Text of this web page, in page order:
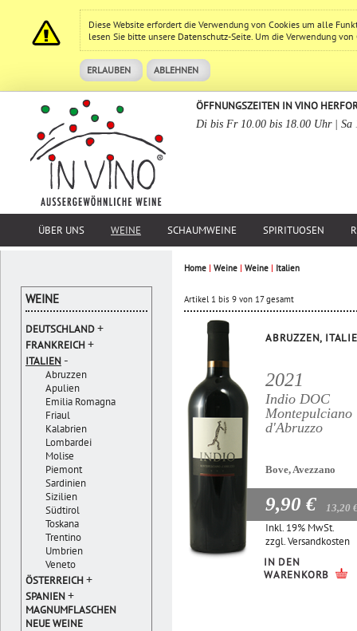
Diese Website erfordert die Verwendung von Cookies um alle
lesen Sie bitte unsere Datenschutz-Seite. Um die Verwendung
ERLAUBEN ABLEHNEN
ÖFFNUNGSZEITEN IN VINO
Di bis Fr 10.00 bis 18.00 Uhr | Sa
ÜBER UNS WEINE SCHAUMWEINE SPIRITUOSEN
Home | Weine | Weine | Italien
Artikel 1 bis 9 von 17 gesamt
ABRUZZEN,
2021
Indio DOC
Montepulciano
d'Abruzzo
Bove, Avezzano
9,90 € 13,20
Inkl. 19% MwSt.
zzgl.Versandkosten
IN DEN
WARENKORB
WEINE
DEUTSCHLAND+
FRANKREICH+
ITALIEN -
Abruzzen
Apulien
Emilia Romagna
Friaul
Kalabrien
Lombardei
Molise
Piemont
Sardinien
Sizilien
Südtirol
Toskana
Trentino
Umbrien
Veneto
ÖSTERREICH+
SPANIEN+
MAGNUMFLASCHEN
NEUE WEINE